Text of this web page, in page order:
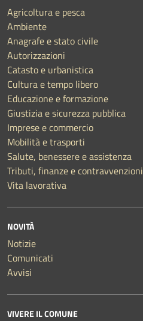
Agricoltura e pesca
Ambiente
Anagrafe e stato civile
Autorizzazioni
Catasto e urbanistica
Cultura e tempo libero
Educazione e formazione
Giustizia e sicurezza pubblica
Imprese e commercio
Mobilità e trasporti
Salute, benessere e assistenza
Tributi, finanze e contravvenzioni
Vita lavorativa
NOVITÀ
Notizie
Comunicati
Avvisi
VIVERE IL COMUNE